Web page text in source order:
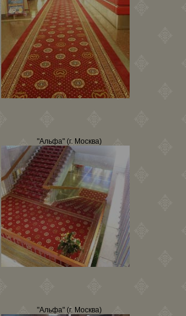
"Альфа" (г. Москва)
"Альфа" (г. Москва)